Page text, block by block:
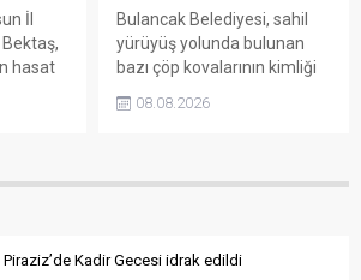
İl
hasat
Bulancak Belediyesi, sahil
yürüyüş yolunda bulunan
bazı çöp kovalarının kimliği
sökülerek çalındığını açıkladı.
vatandaşlardan ihbar
08.08.2026
Piraziz’de Kadir Gecesi idrak edildi